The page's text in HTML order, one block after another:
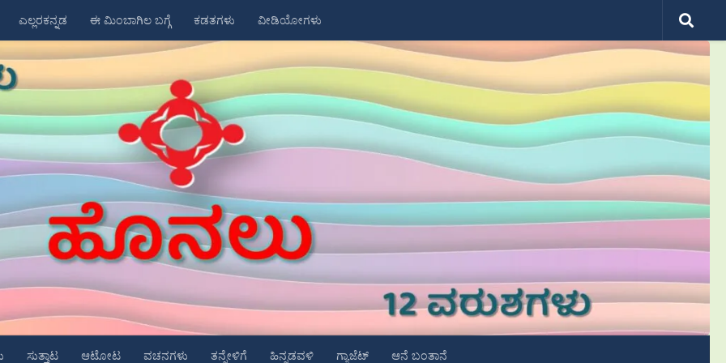
ಎಲ್ಲರಕನ್ನಡ ಈ ಮಿಂಬಾಗಿಲ ಬಗ್ಗೆ ಕಡತಗಳು ವೀಡಿಯೋಗಳು
ಸುತ್ತಾಟ ಆಟೋಟ ವಚನಗಳು ತನ್ನೇಳಿಗೆ ಹಿನ್ನಡವಳಿ ಗ್ಯಾಜೆಟ್ ಆನೆ ಬಂತಾನೆ